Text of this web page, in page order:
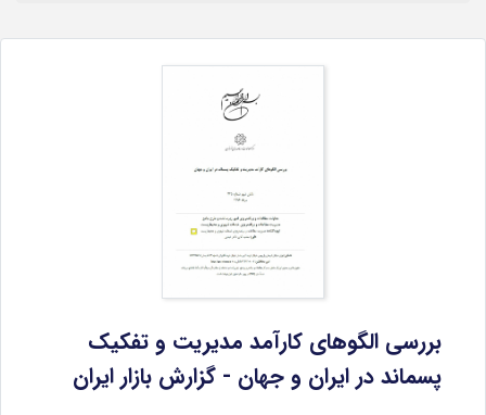
بررسی الگوهای كارآمد مديريت و تفكيک
پسماند در ايران و جهان - گزارش بازار ایران